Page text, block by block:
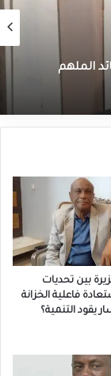
الملهم
بين تحديات
فاعلية الخزانة
يقود التنمية؟